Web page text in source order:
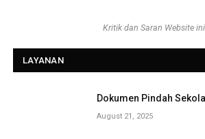
Kritik dan Saran Website ini
LAYANAN
Dokumen Pindah
August 21, 2025